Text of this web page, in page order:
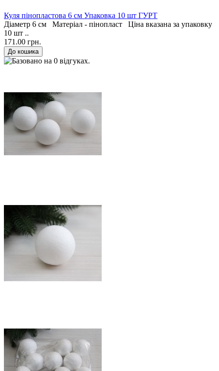
Куля пінопластова 6 см Упаковка 10 шт ГУРТ
Діаметр 6 см Матеріал - пінопласт Ціна вказана за упаковку
10 шт ..
171.00 грн.